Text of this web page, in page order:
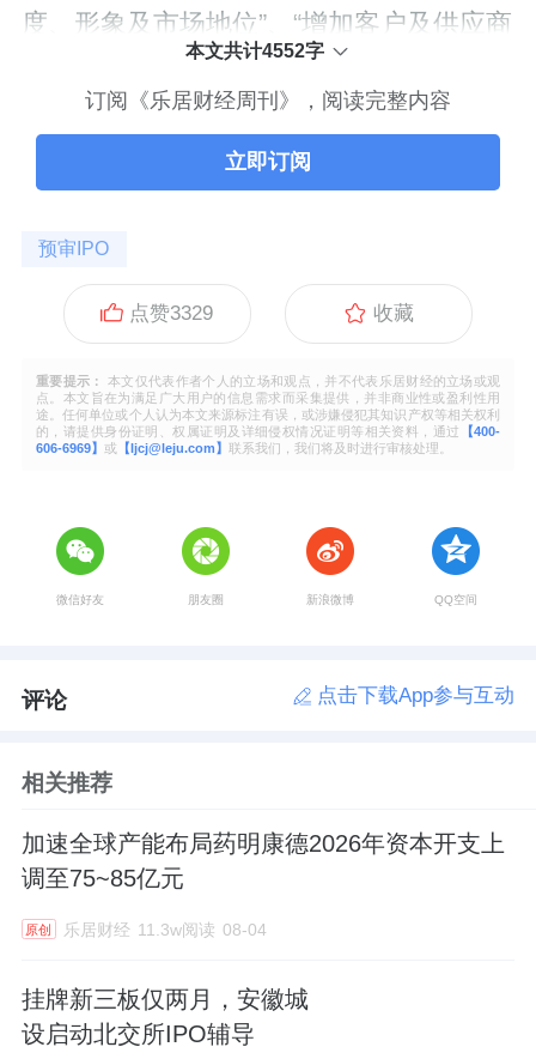
度、形象及市场地位”、“增加客户及供应商
本文共计4552字
订阅《乐居财经周刊》，阅读完整内容
立即订阅
预审IPO
点赞3329 收藏
重要提示：
本文仅代表作者个人的立场和观点，并不代表乐居财经的立场或观
点。本文旨在为满足广大用户的信息需求而采集提供，并非商业性或盈利性用
途。任何单位或个人认为本文来源标注有误，或涉嫌侵犯其知识产权等相关权利
的，请提供身份证明、权属证明及详细侵权情况证明等相关资料，通过
【400-
606-6969】 或 【ljcj@leju.com】 联系我们，我们将及时进行审核处理。
微信好友 朋友圈 新浪微博 QQ空间
评论 点击下载App参与互动
相关推荐
加速全球产能布局药明康德2026年资本开支上
调至75~85亿元
原创 乐居财经 11.3w阅读 08-04
挂牌新三板仅两月，安徽城
设启动北交所IPO辅导